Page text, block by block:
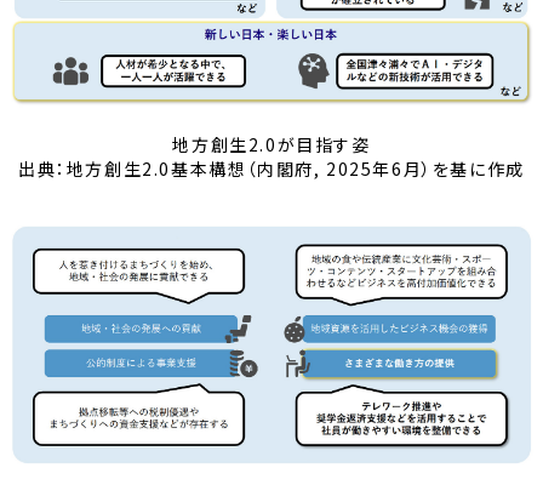
地方創生2.0が目指す姿
出典：地方創生2.0基本構想（内閣府, 2025年6月）を基に作成